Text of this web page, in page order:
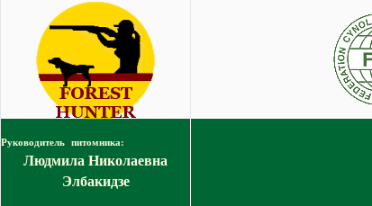
Руководитель питомника:
Людмила Николаевна
Элбакидзе